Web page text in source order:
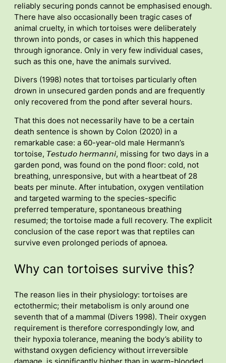
reliably securing ponds cannot be emphasised enough.
There have also occasionally been tragic cases of
animal cruelty, in which tortoises were deliberately
thrown into ponds, or cases in which this happened
through ignorance. Only in very few individual cases,
such as this one, have the animals survived.
Divers (1998) notes that tortoises particularly often
drown in unsecured garden ponds and are frequently
only recovered from the pond after several hours.
That this does not necessarily have to be a certain
death sentence is shown by Colon (2020) in a
remarkable case: a 60-year-old male Hermann’s
tortoise, 𝘛𝘦𝘴𝘵𝘶𝘥𝘰 𝘩𝘦𝘳𝘮𝘢𝘯𝘯𝘪, missing for two days in a
garden pond, was found on the pond floor: cold, not
breathing, unresponsive, but with a heartbeat of 28
beats per minute. After intubation, oxygen ventilation
and targeted warming to the species-specific
preferred temperature, spontaneous breathing
resumed; the tortoise made a full recovery. The explicit
conclusion of the case report was that reptiles can
survive even prolonged periods of apnoea.
Why can tortoises survive this?
The reason lies in their physiology: tortoises are
ectothermic; their metabolism is only around one
seventh that of a mammal (Divers 1998). Their oxygen
requirement is therefore correspondingly low, and
their hypoxia tolerance, meaning the body’s ability to
withstand oxygen deficiency without irreversible